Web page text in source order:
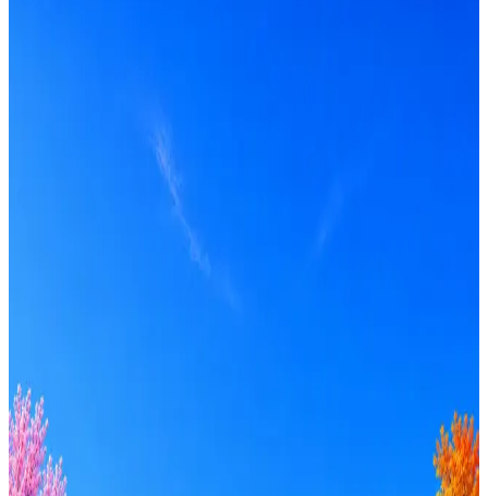
Формат
Удалённо
Грейд
Intern